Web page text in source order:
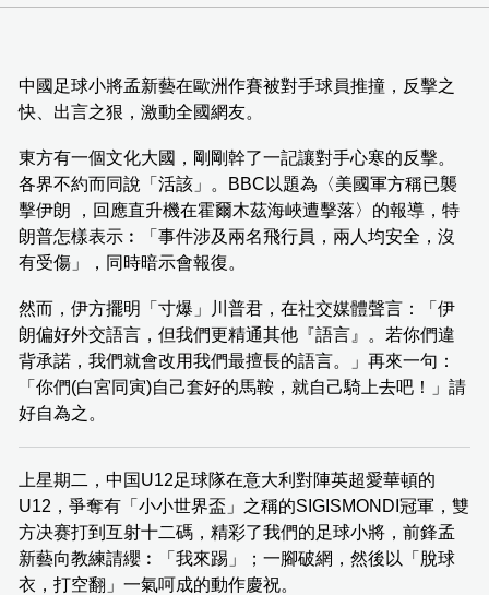
中國足球小將孟新藝在歐洲作賽被對手球員推撞，反擊之
快、出言之狠，激動全國網友。
東方有一個文化大國，剛剛幹了一記讓對手心寒的反擊。
各界不約而同說「活該」。BBC以題為〈美國軍方稱已襲
擊伊朗 ，回應直升機在霍爾木茲海峽遭擊落〉的報導，特
朗普怎樣表示︰「事件涉及兩名飛行員，兩人均安全，沒
有受傷」，同時暗示會報復。
然而，伊方擺明「寸爆」川普君，在社交媒體聲言：「伊
朗偏好外交語言，但我們更精通其他『語言』。若你們違
背承諾，我們就會改用我們最擅長的語言。」再來一句：
「你們(白宮同寅)自己套好的馬鞍，就自己騎上去吧！」請
好自為之。
上星期二，中国U12足球隊在意大利對陣英超愛華頓的
U12，爭奪有「小小世界盃」之稱的SIGISMONDI冠軍，雙
方决赛打到互射十二碼，精彩了我們的足球小將，前鋒孟
新藝向教練請纓︰「我來踢」；一腳破網，然後以「脫球
衣，打空翻」一氣呵成的動作慶祝。